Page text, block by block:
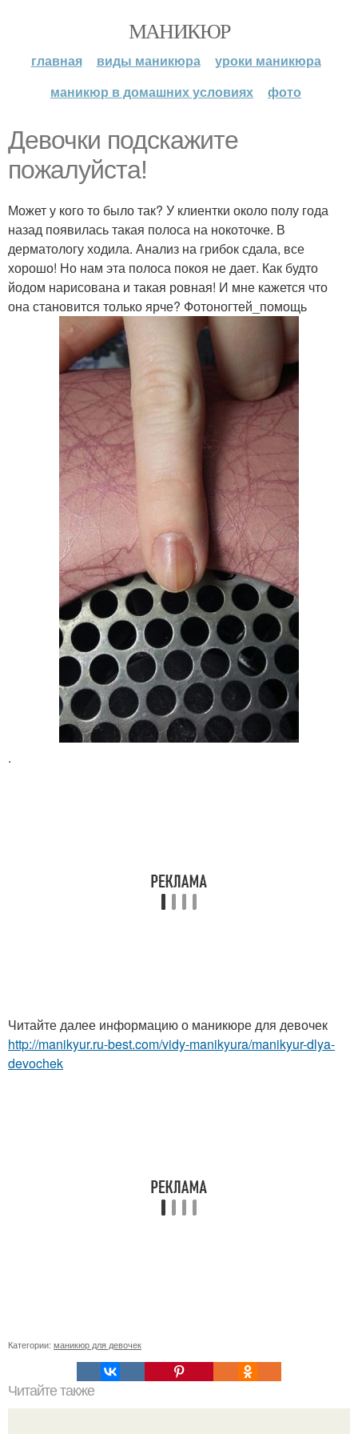
МАНИКЮР
главная виды маникюра
уроки маникюра
маникюр в домашних условиях
фото
Девочки подскажите
пожалуйста!
Может у кого то было так? У клиентки около полу года
назад появилась такая полоса на нокоточке. В
дерматологу ходила. Анализ на грибок сдала, все
хорошо! Но нам эта полоса покоя не дает. Как будто
йодом нарисована и такая ровная! И мне кажется что
она становится только ярче? Фотоногтей_помощь
.
Читайте далее информацию о маникюре для девочек
http://manikyur.ru-best.com/vidy-manikyura/manikyur-dlya-
devochek
Категории: маникюр для девочек
Читайте также